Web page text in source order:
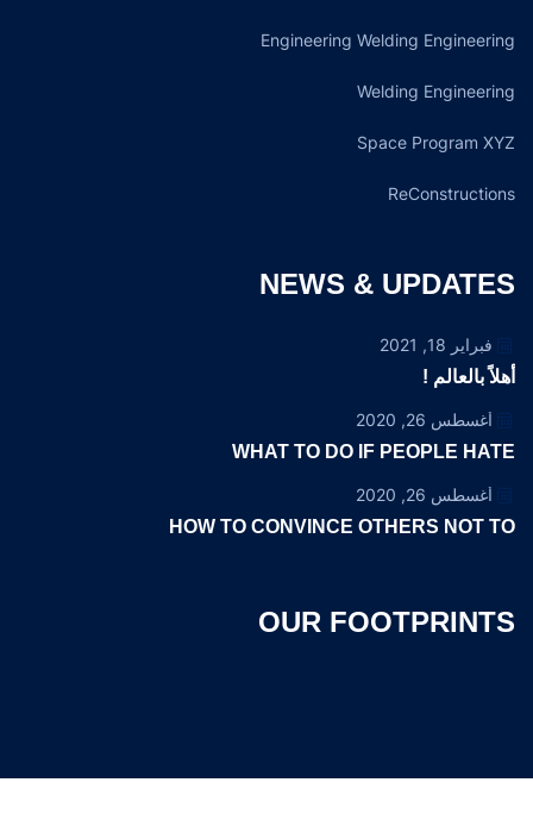
Engineering Welding Engineering
Welding Engineering
Space Program XYZ
ReConstructions
NEWS & UPDATES
فبراير 18, 2021
أهلاً بالعالم !
أغسطس 26, 2020
WHAT TO DO IF PEOPLE HATE
أغسطس 26, 2020
HOW TO CONVINCE OTHERS NOT TO
OUR FOOTPRINTS